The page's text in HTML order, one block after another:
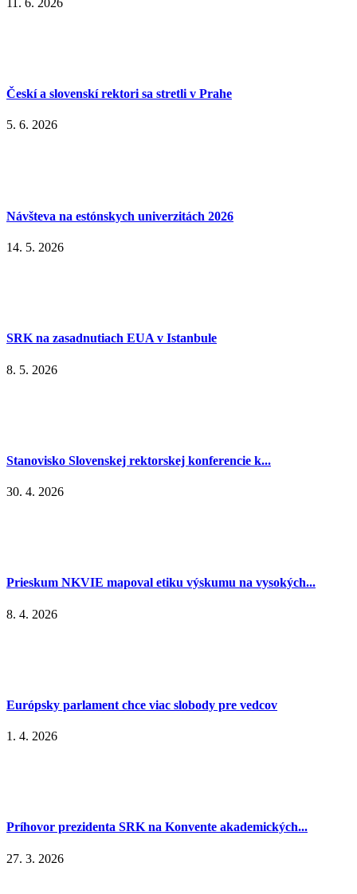
11. 6. 2026
Českí a slovenskí rektori sa stretli v Prahe
5. 6. 2026
Návšteva na estónskych univerzitách 2026
14. 5. 2026
SRK na zasadnutiach EUA v Istanbule
8. 5. 2026
Stanovisko Slovenskej rektorskej konferencie k...
30. 4. 2026
Prieskum NKVIE mapoval etiku výskumu na vysokých...
8. 4. 2026
Európsky parlament chce viac slobody pre vedcov
1. 4. 2026
Príhovor prezidenta SRK na Konvente akademických...
27. 3. 2026